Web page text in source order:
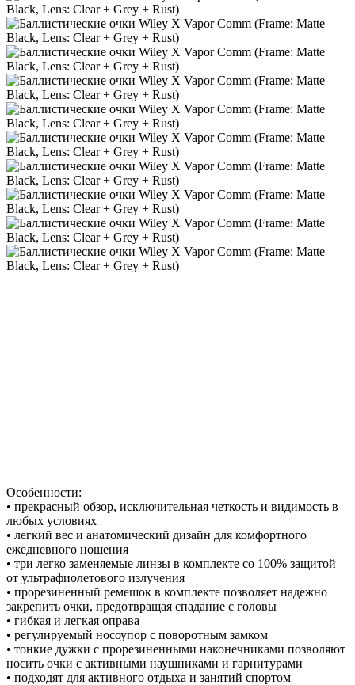
Особенности:
• прекрасный обзор, исключительная четкость и видимость в
любых условиях
• легкий вес и анатомический дизайн для комфортного
ежедневного ношения
• три легко заменяемые линзы в комплекте со 100% защитой
от ультрафиолетового излучения
• прорезиненный ремешок в комплекте позволяет надежно
закрепить очки, предотвращая спадание с головы
• гибкая и легкая оправа
• регулируемый носоупор с поворотным замком
• тонкие дужки с прорезиненными наконечниками позволяют
носить очки с активными наушниками и гарнитурами
• подходят для активного отдыха и занятий спортом